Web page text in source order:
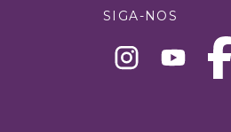
SIGA-NOS